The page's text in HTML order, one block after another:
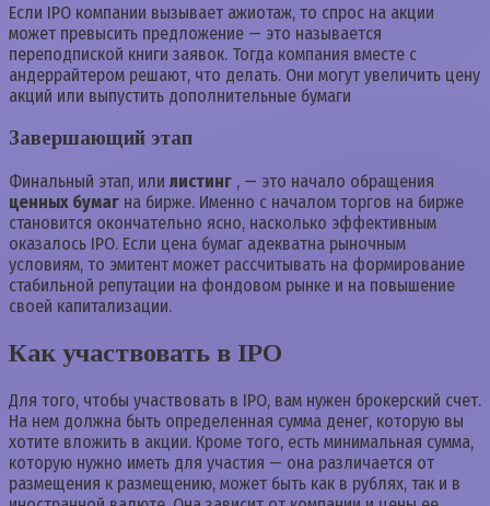
Если IPO компании вызывает ажиотаж, то спрос на акции
может превысить предложение — это называется
переподпиской книги заявок. Тогда компания вместе с
андеррайтером решают, что делать. Они могут увеличить цену
акций или выпустить дополнительные бумаги
Завершающий этап
Финальный этап, или листинг , — это начало обращения
ценных бумаг на бирже. Именно с началом торгов на бирже
становится окончательно ясно, насколько эффективным
оказалось IPO. Если цена бумаг адекватна рыночным
условиям, то эмитент может рассчитывать на формирование
стабильной репутации на фондовом рынке и на повышение
своей капитализации.
Как участвовать в IPO
Для того, чтобы участвовать в IPO, вам нужен брокерский счет.
На нем должна быть определенная сумма денег, которую вы
хотите вложить в акции. Кроме того, есть минимальная сумма,
которую нужно иметь для участия — она различается от
размещения к размещению, может быть как в рублях, так и в